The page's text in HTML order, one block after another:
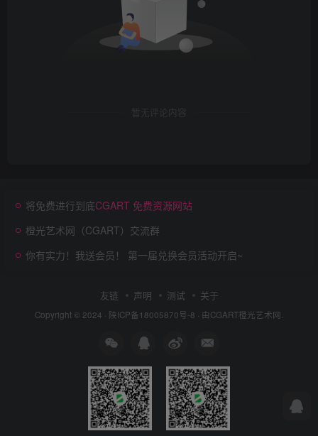
暂无评论内容
将免费进行到底CGART 免费资源网站
橙光艺术网（CGART）交流群
你有实力！我送会员！ 第一届兑换会员活动开启~
友链 声明 测试 关于
Copyright © 2024 · 陕ICP备18005870号-8 · 由CGART橙光艺术网.